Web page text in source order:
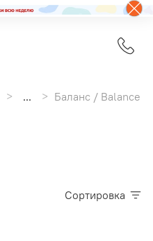
... Баланс / Balance
Сортировка